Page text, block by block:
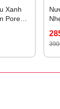
Xanh
Pore